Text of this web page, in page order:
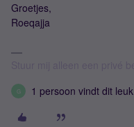
Groetjes,
Roeqajja
G 1 persoon vindt dit leuk